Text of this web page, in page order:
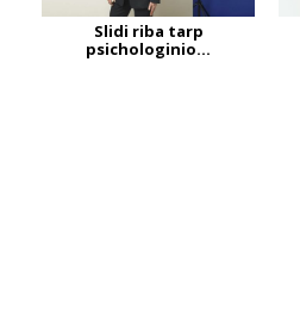
Slidi riba tarp
psichologinio...